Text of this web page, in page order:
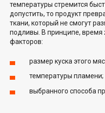
температуры стремится
допустить, то продукт
ткани, который не смогут
подливы. В принципе, время
факторов:
размер куска этого
температуры пламени;
выбранного способа